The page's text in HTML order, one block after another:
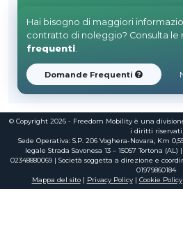
Hai bisogno di maggiori
contratto di noleggio? Consulta le
frequenti.
Domande Frequenti
© Copyright 2026 - Freedom Mobility è una
i diritti riservati
Sede Operativa: S.P. 206 Voghera-Novara, Km
legale Strada Savonesa 13 – 15057 Tortona (AL)
02348880069 | Società soggetta a direzione e
01979860184
Mappa del sito| Privacy Policy| Cookie Policy